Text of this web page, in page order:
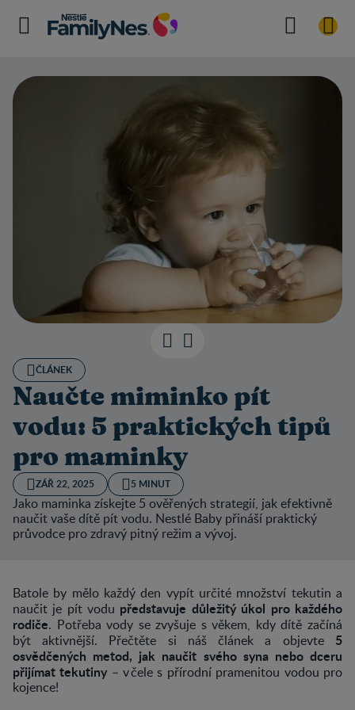
ČLÁNEK
Naučte miminko pít
vodu: 5 praktických tipů
pro maminky
ZÁŘ 22, 2025 5 MINUT
Jako maminka získejte 5 ověřených strategií, jak efektivně
naučit vaše dítě pít vodu. Nestlé Baby přináší praktický
průvodce pro zdravý pitný režim a vývoj.
Batole by mělo každý den vypít určité množství tekutin a
naučit je pít vodu představuje důležitý úkol pro každého
rodiče. Potřeba vody se zvyšuje s věkem, kdy dítě začíná
být aktivnější. Přečtěte si náš článek a objevte 5
osvědčených metod, jak naučit svého syna nebo dceru
přijímat tekutiny– v čele s přírodní pramenitou vodou pro
kojence!